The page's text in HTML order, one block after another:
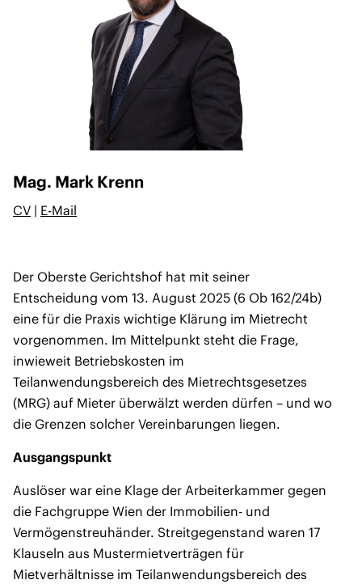
Mag. Mark Krenn
CV | E-Mail
Der Oberste Gerichtshof hat mit seiner
Entscheidung vom 13. August 2025 (6 Ob 162/24b)
eine für die Praxis wichtige Klärung im Mietrecht
vorgenommen. Im Mittelpunkt steht die Frage,
inwieweit Betriebskosten im
Teilanwendungsbereich des Mietrechtsgesetzes
(MRG) auf Mieter überwälzt werden dürfen – und wo
die Grenzen solcher Vereinbarungen liegen.
Ausgangspunkt
Auslöser war eine Klage der Arbeiterkammer gegen
die Fachgruppe Wien der Immobilien- und
Vermögenstreuhänder. Streitgegenstand waren 17
Klauseln aus Mustermietverträgen für
Mietverhältnisse im Teilanwendungsbereich des